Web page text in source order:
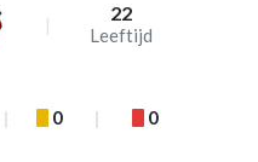
22
Leeftijd
0 0